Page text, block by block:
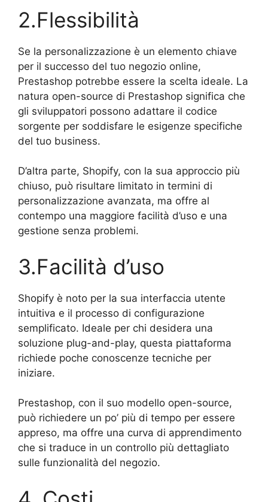
2.Flessibilità
Se la personalizzazione è un elemento chiave
per il successo del tuo negozio online,
Prestashop potrebbe essere la scelta ideale. La
natura open-source di Prestashop significa che
gli sviluppatori possono adattare il codice
sorgente per soddisfare le esigenze specifiche
del tuo business.
D’altra parte, Shopify, con la sua approccio più
chiuso, può risultare limitato in termini di
personalizzazione avanzata, ma offre al
contempo una maggiore facilità d’uso e una
gestione senza problemi.
3.Facilità d’uso
Shopify è noto per la sua interfaccia utente
intuitiva e il processo di configurazione
semplificato. Ideale per chi desidera una
soluzione plug-and-play, questa piattaforma
richiede poche conoscenze tecniche per
iniziare.
Prestashop, con il suo modello open-source,
può richiedere un po’ più di tempo per essere
appreso, ma offre una curva di apprendimento
che si traduce in un controllo più dettagliato
sulle funzionalità del negozio.